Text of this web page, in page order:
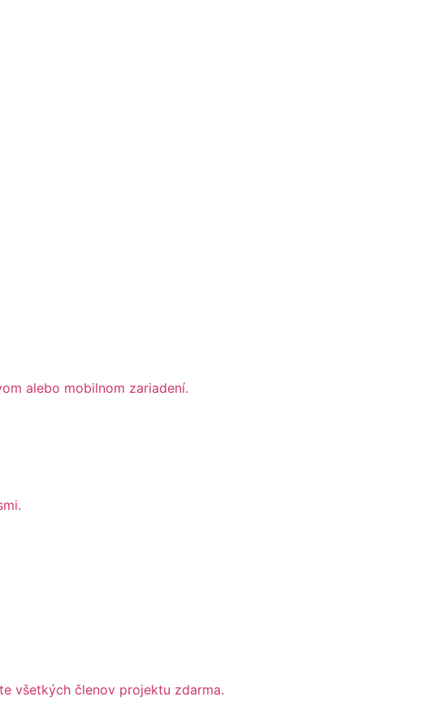
alebo mobilnom zariadení.
všetkých členov projektu zdarma.